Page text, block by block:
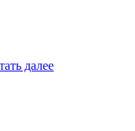
далее